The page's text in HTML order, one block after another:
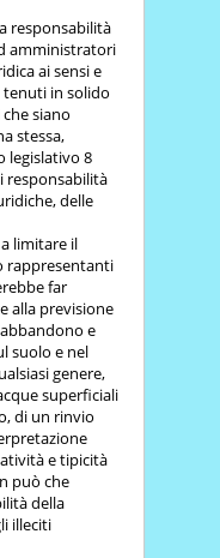
responsabilità
amministratori
ai sensi e
tenuti in solido
siano
stessa,
legislativo 8
responsabilità
delle
limitare il
rappresentanti
far
alla previsione
e
suolo e nel
genere,
superficiali
di un rinvio
e tipicità
può che
della
illeciti